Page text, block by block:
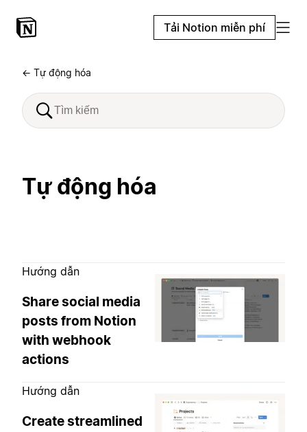
Tải Notion miễn phí
← Tự động hóa
Tự động hóa
Hướng dẫn
Share social media
posts from Notion
with webhook
actions
Hướng dẫn
Create streamlined